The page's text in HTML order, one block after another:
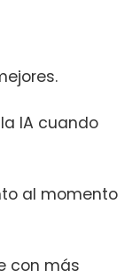
IA cuando
al momento
con más